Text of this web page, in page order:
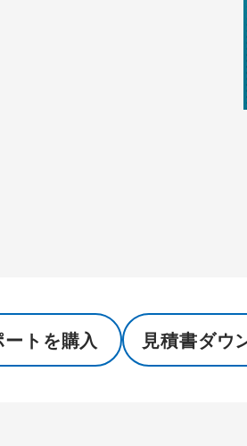
ートを購入 見積書ダウ